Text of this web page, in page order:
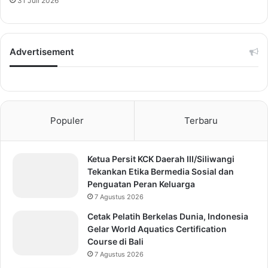
Advertisement
Populer Terbaru
Ketua Persit KCK Daerah III/Siliwangi
Tekankan Etika Bermedia Sosial dan
Penguatan Peran Keluarga
7 Agustus 2026
Cetak Pelatih Berkelas Dunia, Indonesia
Gelar World Aquatics Certification
Course di Bali
7 Agustus 2026